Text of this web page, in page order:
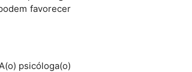
favorecer
psicóloga(o)